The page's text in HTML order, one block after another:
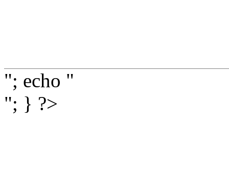
"; echo "
"; } ?>